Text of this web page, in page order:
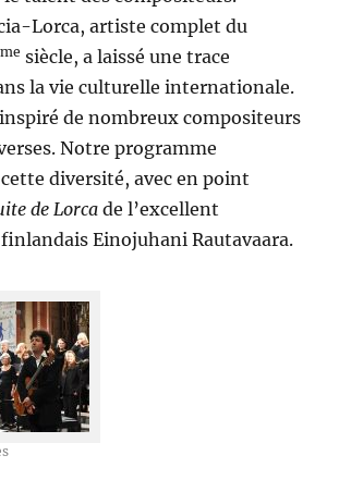
Lorca, artiste complet du
siècle, a laissé une trace
la vie culturelle internationale.
de nombreux compositeurs
Notre programme
diversité, avec en point
de Lorca de l’excellent
Einojuhani Rautavaara.